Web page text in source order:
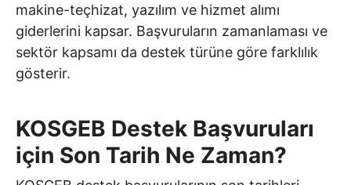
makine-teçhizat, yazılım ve hizmet alımı
giderlerini kapsar. Başvuruların zamanlaması ve
sektör kapsamı da destek türüne göre farklılık
gösterir.
KOSGEB Destek Başvuruları
için Son Tarih Ne Zaman?